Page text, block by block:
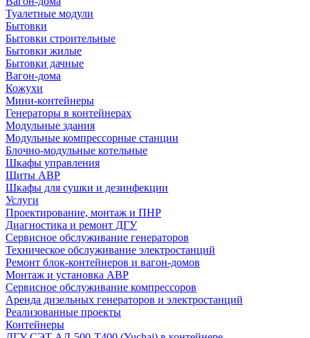
Туалетные модули
Бытовки
Бытовки строительные
Бытовки жилые
Бытовки дачные
Вагон-дома
Кожухи
Мини-контейнеры
Генераторы в контейнерах
Модульные здания
Модульные компрессорные станции
Блочно-модульные котельные
Шкафы управления
Щиты АВР
Шкафы для сушки и дезинфекции
Услуги
Проектирование, монтаж и ПНР
Диагностика и ремонт ДГУ
Сервисное обслуживание генераторов
Техническое обслуживание электростанций
Ремонт блок-контейнеров и вагон-домов
Монтаж и установка АВР
Сервисное обслуживание компрессоров
Аренда дизельных генераторов и электростанций
Реализованные проекты
Контейнеры